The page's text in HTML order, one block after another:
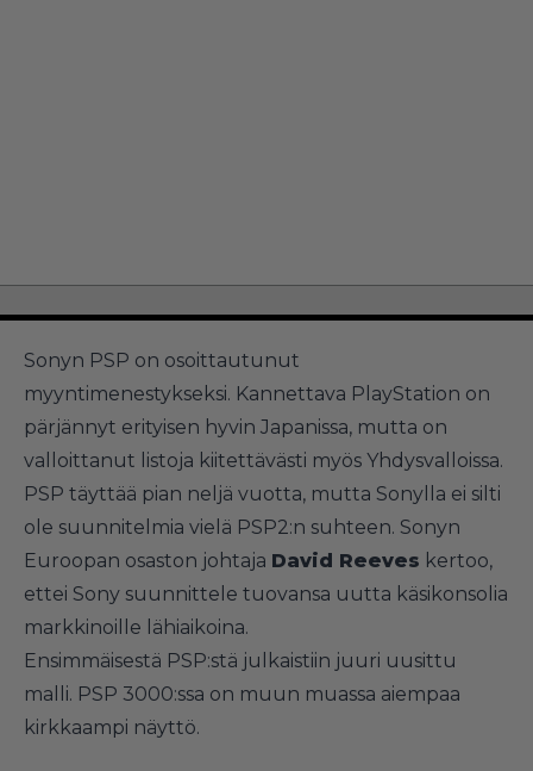
Sonyn PSP on osoittautunut
myyntimenestykseksi. Kannettava PlayStation on
pärjännyt erityisen hyvin Japanissa, mutta on
valloittanut listoja kiitettävästi myös Yhdysvalloissa.
PSP täyttää pian neljä vuotta, mutta Sonylla ei silti
ole suunnitelmia vielä PSP2:n suhteen. Sonyn
Euroopan osaston johtaja David Reeves kertoo,
ettei Sony suunnittele tuovansa uutta käsikonsolia
markkinoille lähiaikoina.
Ensimmäisestä PSP:stä julkaistiin juuri uusittu
malli. PSP 3000:ssa on muun muassa aiempaa
kirkkaampi näyttö.